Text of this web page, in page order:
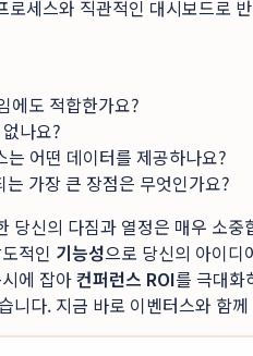
로세스와 직관적인 대시보드로
에도 적합한가요?
나요?
어떤 데이터를 제공하나요?
가장 큰 장점은 무엇인가요?
당신의 다짐과 열정은 매우 소
적인 기능성으로 당신의 아이디
에 잡아컨퍼런스 ROI를 극대화
니다. 지금 바로 이벤터스와 함